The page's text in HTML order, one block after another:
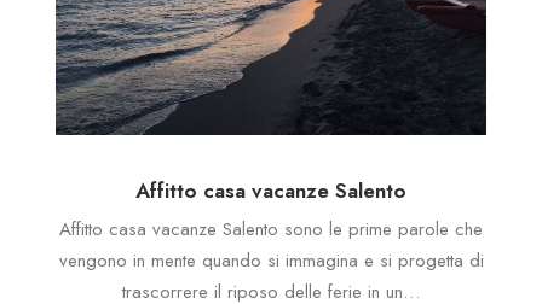
Affitto casa vacanze Salento
Affitto casa vacanze Salento sono le prime parole che
vengono in mente quando si immagina e si progetta di
trascorrere il riposo delle ferie in un…